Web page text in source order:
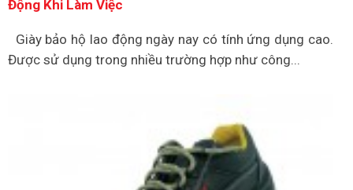
Động Khi Làm Việc
Giày bảo hộ lao động ngày nay có tính ứng dụng cao.
Được sử dụng trong nhiều trường hợp như công...